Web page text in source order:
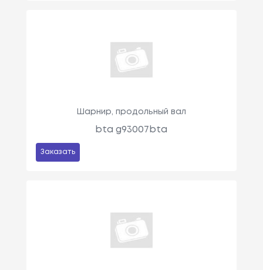
Шарнир, продольный вал
bta g93007bta
Заказать